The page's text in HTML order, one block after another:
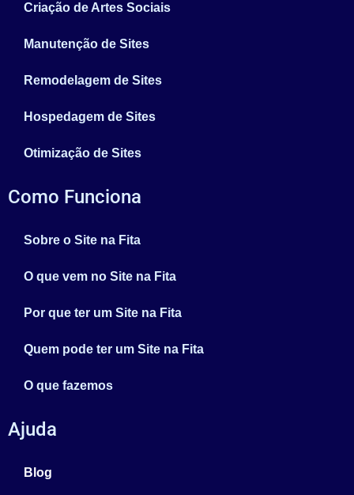
Criação de Artes Sociais
Manutenção de Sites
Remodelagem de Sites
Hospedagem de Sites
Otimização de Sites
Como Funciona
Sobre o Site na Fita
O que vem no Site na Fita
Por que ter um Site na Fita
Quem pode ter um Site na Fita
O que fazemos
Ajuda
Blog